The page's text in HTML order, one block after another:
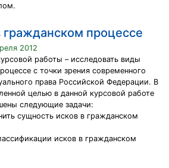
гражданском процессе
2012
работы – исследовать виды
с точки зрения современного
права Российской Федерации. В
целью в данной курсовой работе
следующие задачи:
сущность исков в гражданском
исков в гражданском